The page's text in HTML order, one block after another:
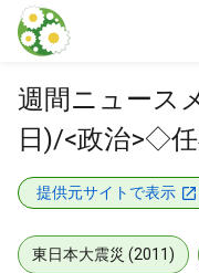
本文に飛ぶ
週間ニュース
日)/<政治>◇
提供元サイトで表示
東日本大震災 (2011)